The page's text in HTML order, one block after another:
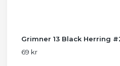
Grimner 13 Black Herring
69 kr